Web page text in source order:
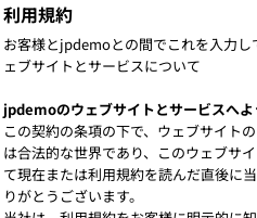
利用規約
お客様とjpdemoとの間でこれを入力
ェブサイトとサービスについて
jpdemoのウェブサイトとサービスへよ
この契約の条項の下で、ウェブサイト
は合法的な世界であり、このウェブサ
て現在または利用規約を読んだ直後に
りがとうございます。